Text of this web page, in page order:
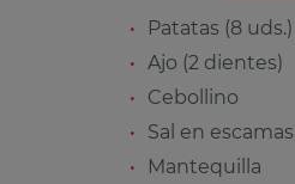
Patatas (8 uds.)
Ajo (2 dientes)
Cebollino
Sal en escamas
Mantequilla